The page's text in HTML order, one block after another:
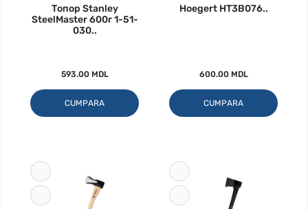
Топор Stanley
SteelMaster 600г 1-51-
030..
593.00 MDL
CUMPARA
Hoegert HT3B076..
600.00 MDL
CUMPARA